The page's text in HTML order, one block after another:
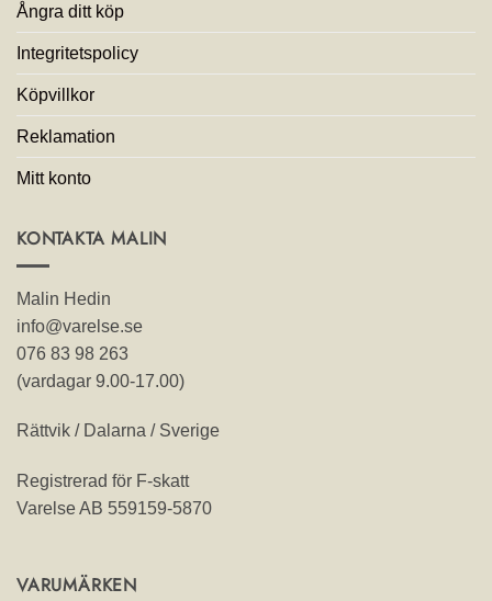
Ångra ditt köp
Integritetspolicy
Köpvillkor
Reklamation
Mitt konto
KONTAKTA MALIN
Malin Hedin
info@varelse.se
076 83 98 263
(vardagar 9.00-17.00)
Rättvik / Dalarna / Sverige
Registrerad för F-skatt
Varelse AB 559159-5870
VARUMÄRKEN